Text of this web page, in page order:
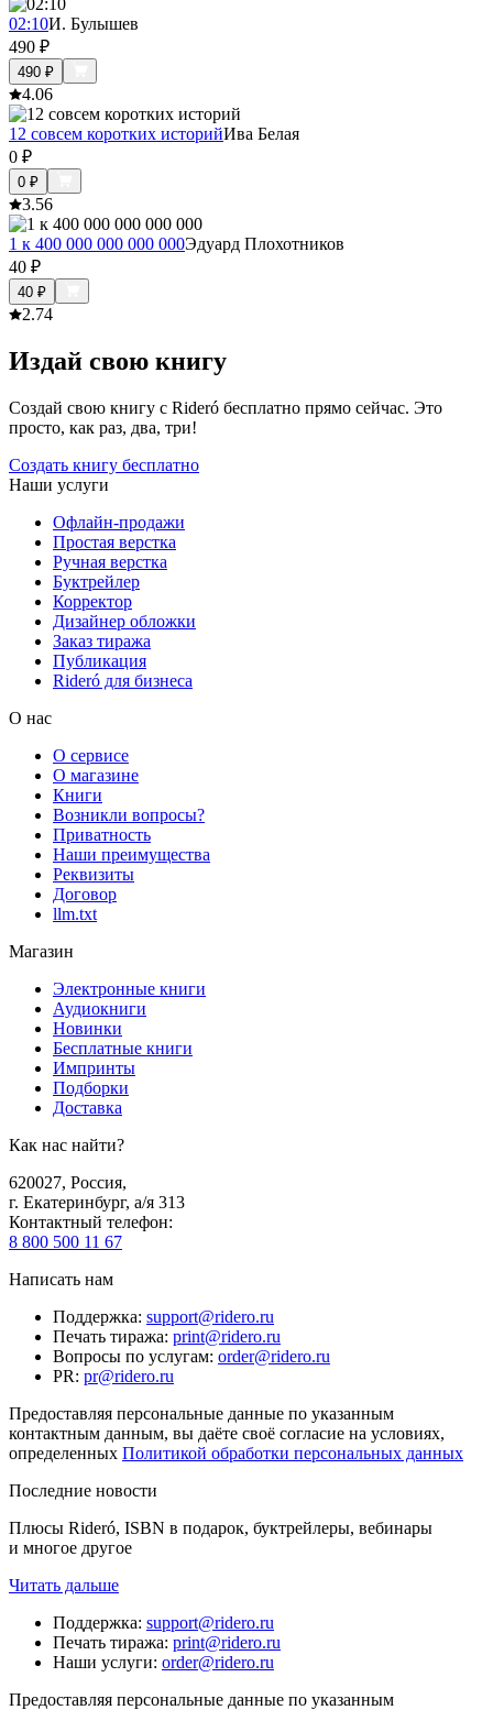
02:10И. Булышев
490 ₽
490 ₽
4.06
12 совсем коротких историйИва Белая
0 ₽
0 ₽
3.56
1 к 400 000 000 000 000Эдуард Плохотников
40 ₽
40 ₽
2.74
Издай свою книгу
Создай свою книгу с Rideró бесплатно прямо сейчас. Это
просто, как раз, два, три!
Создать книгу бесплатно
Наши услуги
Офлайн-продажи
Простая верстка
Ручная верстка
Буктрейлер
Корректор
Дизайнер обложки
Заказ тиража
Публикация
Rideró для бизнеса
О нас
О сервисе
О магазине
Книги
Возникли вопросы?
Приватность
Наши преимущества
Реквизиты
Договор
llm.txt
Магазин
Электронные книги
Аудиокниги
Новинки
Бесплатные книги
Импринты
Подборки
Доставка
Как нас найти?
620027, Россия,
г. Екатеринбург, а/я 313
Контактный телефон:
8 800 500 11 67
Написать нам
Поддержка: support@ridero.ru
Печать тиража: print@ridero.ru
Вопросы по услугам: order@ridero.ru
PR: pr@ridero.ru
Предоставляя персональные данные по указанным
контактным данным, вы даёте своё согласие на условиях,
определенных Политикой обработки персональных данных
Последние новости
Плюсы Rideró, ISBN в подарок, буктрейлеры, вебинары
и многое другое
Читать дальше
Поддержка: support@ridero.ru
Печать тиража: print@ridero.ru
Наши услуги: order@ridero.ru
Предоставляя персональные данные по указанным